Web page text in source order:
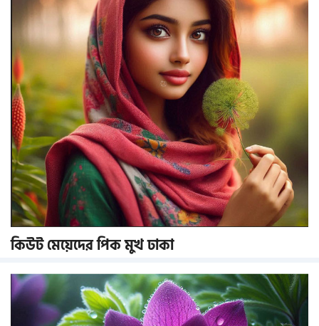
কিউট মেয়েদের পিক মুখ ঢাকা